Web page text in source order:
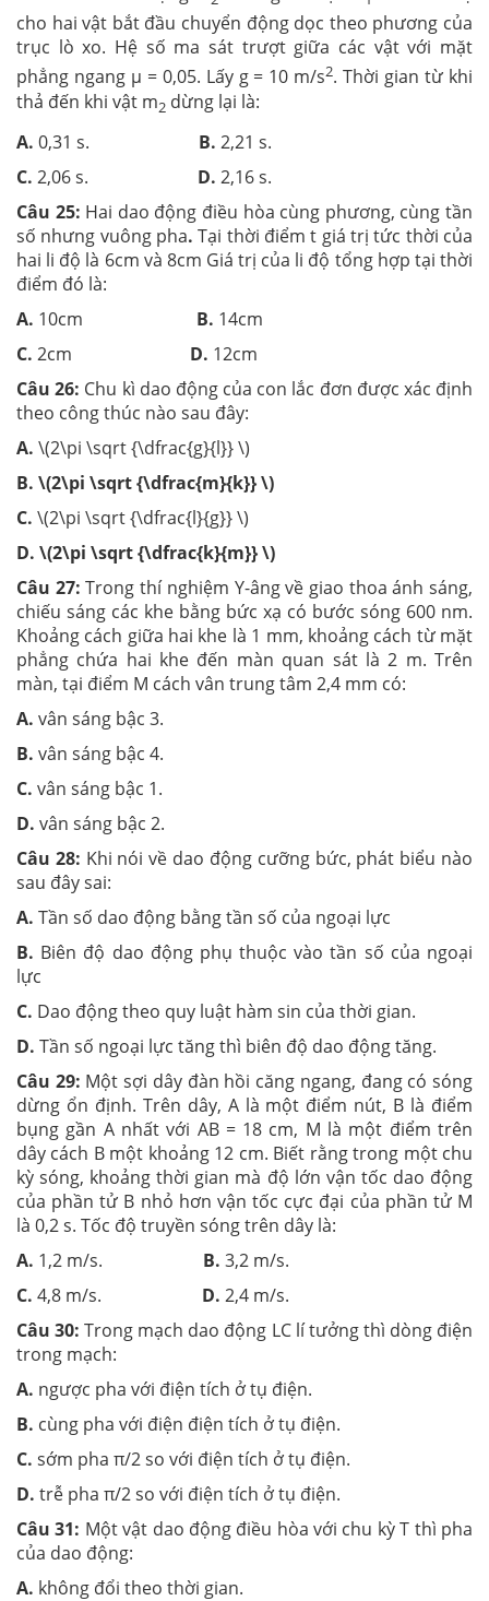
cho hai vật bắt đầu chuyển động dọc theo phương của
trục lò xo. Hệ số ma sát trượt giữa các vật với mặt
phẳng ngang µ = 0,05. Lấy g = 10 m/s2. Thời gian từ khi
thả đến khi vật m2 dừng lại là:
A. 0,31 s. B. 2,21 s.
C. 2,06 s. D. 2,16 s.
Câu 25: Hai dao động điều hòa cùng phương, cùng tần
số nhưng vuông pha. Tại thời điểm t giá trị tức thời của
hai li độ là 6cm và 8cm Giá trị của li độ tổng hợp tại thời
điểm đó là:
A. 10cm B. 14cm
C. 2cm D. 12cm
Câu 26: Chu kì dao động của con lắc đơn được xác định
theo công thúc nào sau đây:
A. \(2\pi \sqrt {\dfrac{g}{l}} \)
B. \(2\pi \sqrt {\dfrac{m}{k}} \)
C. \(2\pi \sqrt {\dfrac{l}{g}} \)
D. \(2\pi \sqrt {\dfrac{k}{m}} \)
Câu 27: Trong thí nghiệm Y-âng về giao thoa ánh sáng,
chiếu sáng các khe bằng bức xạ có bước sóng 600 nm.
Khoảng cách giữa hai khe là 1 mm, khoảng cách từ mặt
phẳng chứa hai khe đến màn quan sát là 2 m. Trên
màn, tại điểm M cách vân trung tâm 2,4 mm có:
A. vân sáng bậc 3.
B. vân sáng bậc 4.
C. vân sáng bậc 1.
D. vân sáng bậc 2.
Câu 28: Khi nói về dao động cưỡng bức, phát biểu nào
sau đây sai:
A. Tần số dao động bằng tần số của ngoại lực
B. Biên độ dao động phụ thuộc vào tần số của ngoại
lực
C. Dao động theo quy luật hàm sin của thời gian.
D. Tần số ngoại lực tăng thì biên độ dao động tăng.
Câu 29: Một sợi dây đàn hồi căng ngang, đang có sóng
dừng ổn định. Trên dây, A là một điểm nút, B là điểm
bụng gần A nhất với AB = 18 cm, M là một điểm trên
dây cách B một khoảng 12 cm. Biết rằng trong một chu
kỳ sóng, khoảng thời gian mà độ lớn vận tốc dao động
của phần tử B nhỏ hơn vận tốc cực đại của phần tử M
là 0,2 s. Tốc độ truyền sóng trên dây là:
A. 1,2 m/s. B. 3,2 m/s.
C. 4,8 m/s. D. 2,4 m/s.
Câu 30: Trong mạch dao động LC lí tưởng thì dòng điện
trong mạch:
A. ngược pha với điện tích ở tụ điện.
B. cùng pha với điện điện tích ở tụ điện.
C. sớm pha π/2 so với điện tích ở tụ điện.
D. trễ pha π/2 so với điện tích ở tụ điện.
Câu 31: Một vật dao động điều hòa với chu kỳ T thì pha
của dao động:
A. không đổi theo thời gian.